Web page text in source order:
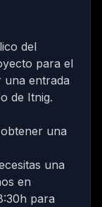
del
para el
una entrada
de Itnig.
una
una
en
para